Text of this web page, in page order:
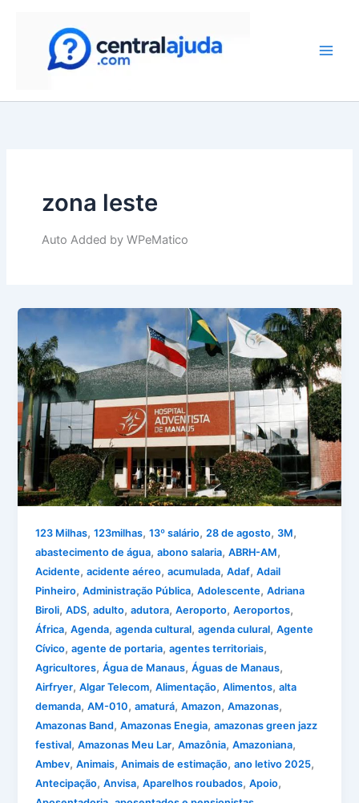
zona leste
Auto Added by WPeMatico
123 Milhas,123milhas,13º salário,28 de agosto,3M,
abastecimento de água,abono salaria,ABRH-AM,
Acidente,acidente aéreo,acumulada,Adaf,Adail
Pinheiro,Administração Pública,Adolescente,Adriana
Biroli,ADS,adulto,adutora,Aeroporto,Aeroportos,
África,Agenda,agenda cultural,agenda culural,Agente
Cívico,agente de portaria,agentes territoriais,
Agricultores,Água de Manaus,Águas de Manaus,
Airfryer,Algar Telecom,Alimentação,Alimentos,alta
demanda,AM-010,amaturá,Amazon,Amazonas,
Amazonas Band,Amazonas Enegia,amazonas green jazz
festival,Amazonas Meu Lar,Amazônia,Amazoniana,
Ambev,Animais,Animais de estimação,ano letivo 2025,
Antecipação,Anvisa,Aparelhos roubados,Apoio,